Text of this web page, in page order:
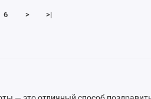
6 > >|